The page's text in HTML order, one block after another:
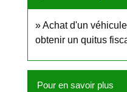
Achat d'un
obtenir un quitus
Pour en savoir plus